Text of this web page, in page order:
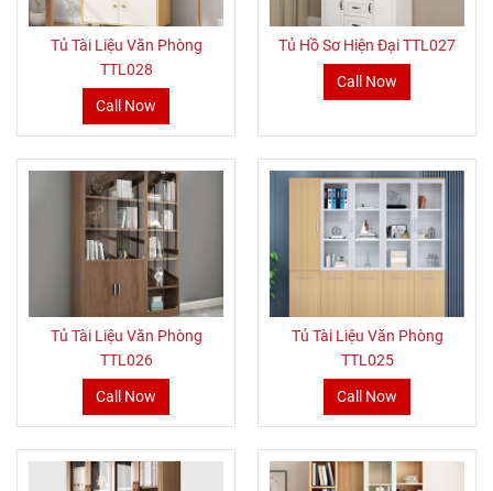
Tủ Tài Liệu Văn Phòng
TTL028
Call Now
Tủ Hồ Sơ Hiện Đại TTL027
Call Now
Tủ Tài Liệu Văn Phòng
TTL026
Call Now
Tủ Tài Liệu Văn Phòng
TTL025
Call Now